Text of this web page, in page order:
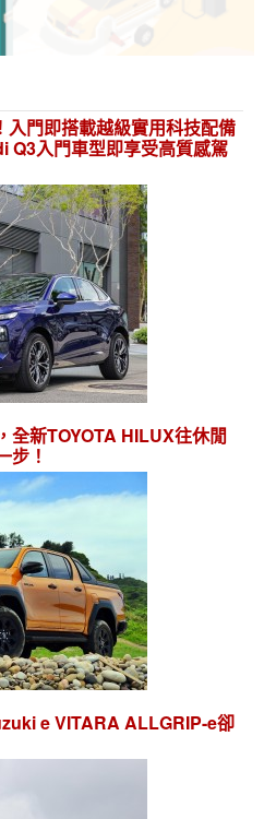
門即搭載越級實用科技配備
Q3入門車型即享受高質感駕
全新TOYOTA HILUX往休閒
步！
e VITARA ALLGRIP-e卻